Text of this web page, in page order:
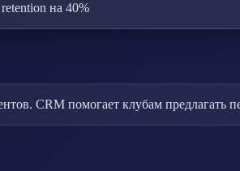
на 40%
CRM помогает клубам